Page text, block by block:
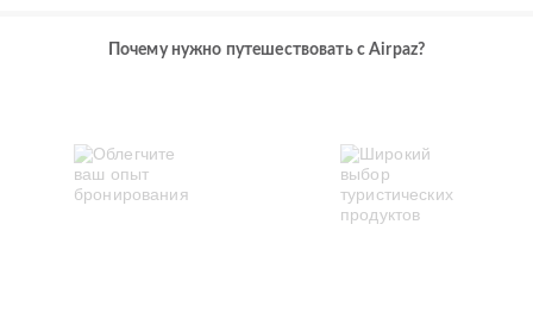
Почему нужно путешествовать с Airpaz?